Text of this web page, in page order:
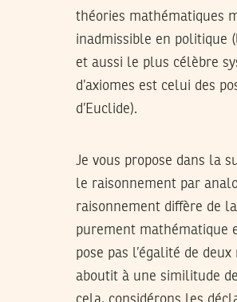
théories mathématiques
inadmissible en politique
et aussi le plus célèbre
d’axiomes est celui des
d’Euclide).
Je vous propose dans la
le raisonnement par
raisonnement diffère de
purement mathématique
pose pas l’égalité de
aboutit à une similitude